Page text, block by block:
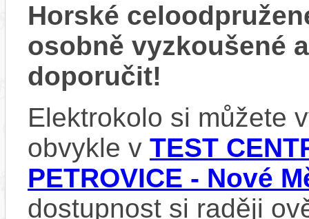
Horské
osobně vyzkoušené
doporučit!
Elektrokolo si můžete
obvykle v TEST
PETROVICE - Nové
dostupnost si raději